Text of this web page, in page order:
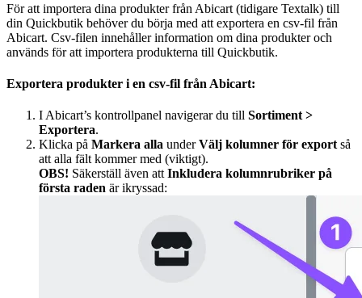
För att importera dina produkter från Abicart (tidigare Textalk) till
din Quickbutik behöver du börja med att exportera en csv-fil från
Abicart. Csv-filen innehåller information om dina produkter och
används för att importera produkterna till Quickbutik.
Exportera produkter i en csv-fil från Abicart:
I Abicart’s kontrollpanel navigerar du till Sortiment >
Exportera.
Klicka på Markera alla underVälj kolumner för exportså
att alla fält kommer med (viktigt).
OBS! Säkerställ även attInkludera kolumnrubriker på
första raden är ikryssad: